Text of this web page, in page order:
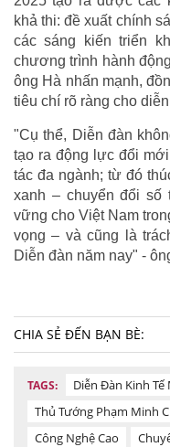
khả thi: đề xuất chính
các sáng kiến triển
chương trình hành
ông Hà nhấn mạnh,
tiêu chí rõ ràng cho
"Cụ thể, Diễn đàn
tạo ra động lực đổi
tác đa ngành; từ đó
xanh – chuyển đổi số
vững cho Việt Nam
vọng – và cũng là
Diễn đàn năm nay" -
CHIA SẺ ĐẾN BẠN BÈ:
TAGS:
Diễn Đàn Kinh Tế
Thủ Tướng Phạm Minh
Công Nghệ Cao